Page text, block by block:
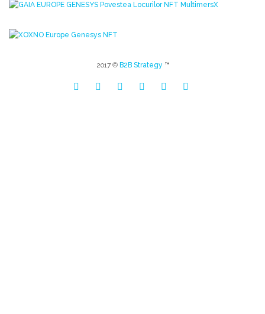
2017 © B2B Strategy ™